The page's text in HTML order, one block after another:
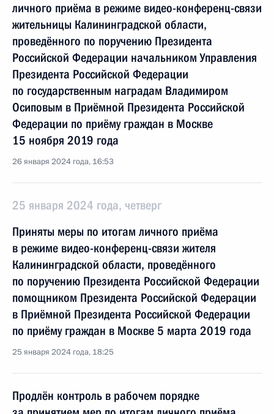
личного приёма в режиме видео-конференц-связи
жительницы Калининградской области,
проведённого по поручению Президента
Российской Федерации начальником Управления
Президента Российской Федерации
по государственным наградам Владимиром
Осиповым в Приёмной Президента Российской
Федерации по приёму граждан в Москве
15 ноября 2019 года
26 января 2024 года, 16:53
25 января 2024 года, четверг
Приняты меры по итогам личного приёма
в режиме видео-конференц-связи жителя
Калининградской области, проведённого
по поручению Президента Российской Федерации
помощником Президента Российской Федерации
в Приёмной Президента Российской Федерации
по приёму граждан в Москве 5 марта 2019 года
25 января 2024 года, 18:25
Продлён контроль в рабочем порядке